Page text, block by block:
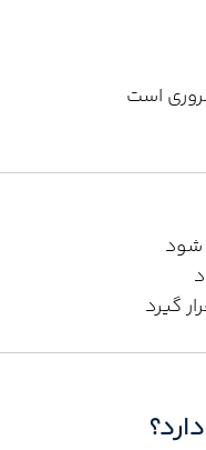
است
گیرد